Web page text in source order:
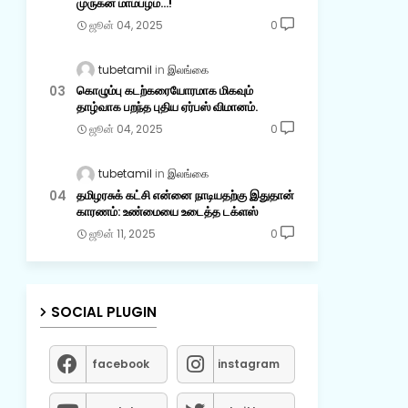
முருகன் மாம்பழம்...!
ஜூன் 04, 2025 0
tubetamil இலங்கை
கொழும்பு கடற்கரையோரமாக மிகவும்
தாழ்வாக பறந்த புதிய ஏர்பஸ் விமானம்.
ஜூன் 04, 2025 0
tubetamil இலங்கை
தமிழரசுக் கட்சி என்னை நாடியதற்கு இதுதான்
காரணம்: உண்மையை உடைத்த டக்ளஸ்
ஜூன் 11, 2025 0
SOCIAL PLUGIN
facebook instagram